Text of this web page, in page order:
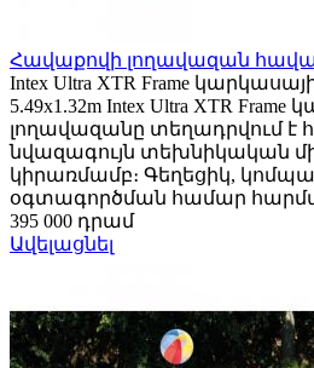
Հավաքովի լողավազան
Intex Ultra XTR Frame
5.49x1.32m Intex Ultra XTR
լողավազանը տեղադրվում է
նվազագույն տեխնիկական
կիրառմամբ։ Գեղեցիկ,
օգտագործման համար
395 000 դրամ
Ավելացնել